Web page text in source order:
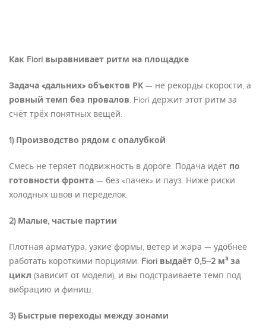
Как Fiori выравнивает ритм на площадке
Задача «дальних» объектов РК — не рекорды скорости, а
ровный темп без провалов. Fiori держит этот ритм за
счёт трёх понятных вещей.
1) Производство рядом с опалубкой
Смесь не теряет подвижность в дороге. Подача идёт по
готовности фронта — без «пачек» и пауз. Ниже риски
холодных швов и переделок.
2) Малые, частые партии
Плотная арматура, узкие формы, ветер и жара — удобнее
работать короткими порциями. Fiori выдаёт 0,5–2 м³ за
цикл (зависит от модели), и вы подстраиваете темп под
вибрацию и финиш.
3) Быстрые переходы между зонами